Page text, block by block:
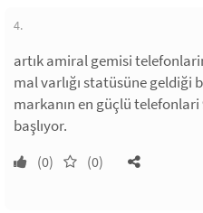
4.
artık amiral gemisi
mal varlığı statüsüne geldiği
markanın en güçlü telefonlari
başlıyor.
(0) (0)